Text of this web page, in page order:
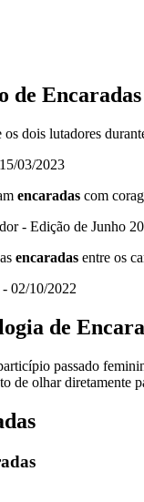
de Encaradas
os dois lutadores
03/2023
encaradas com
- Edição de Junho
encaradas entre os
02/10/2022
de
passado
de olhar diretamente